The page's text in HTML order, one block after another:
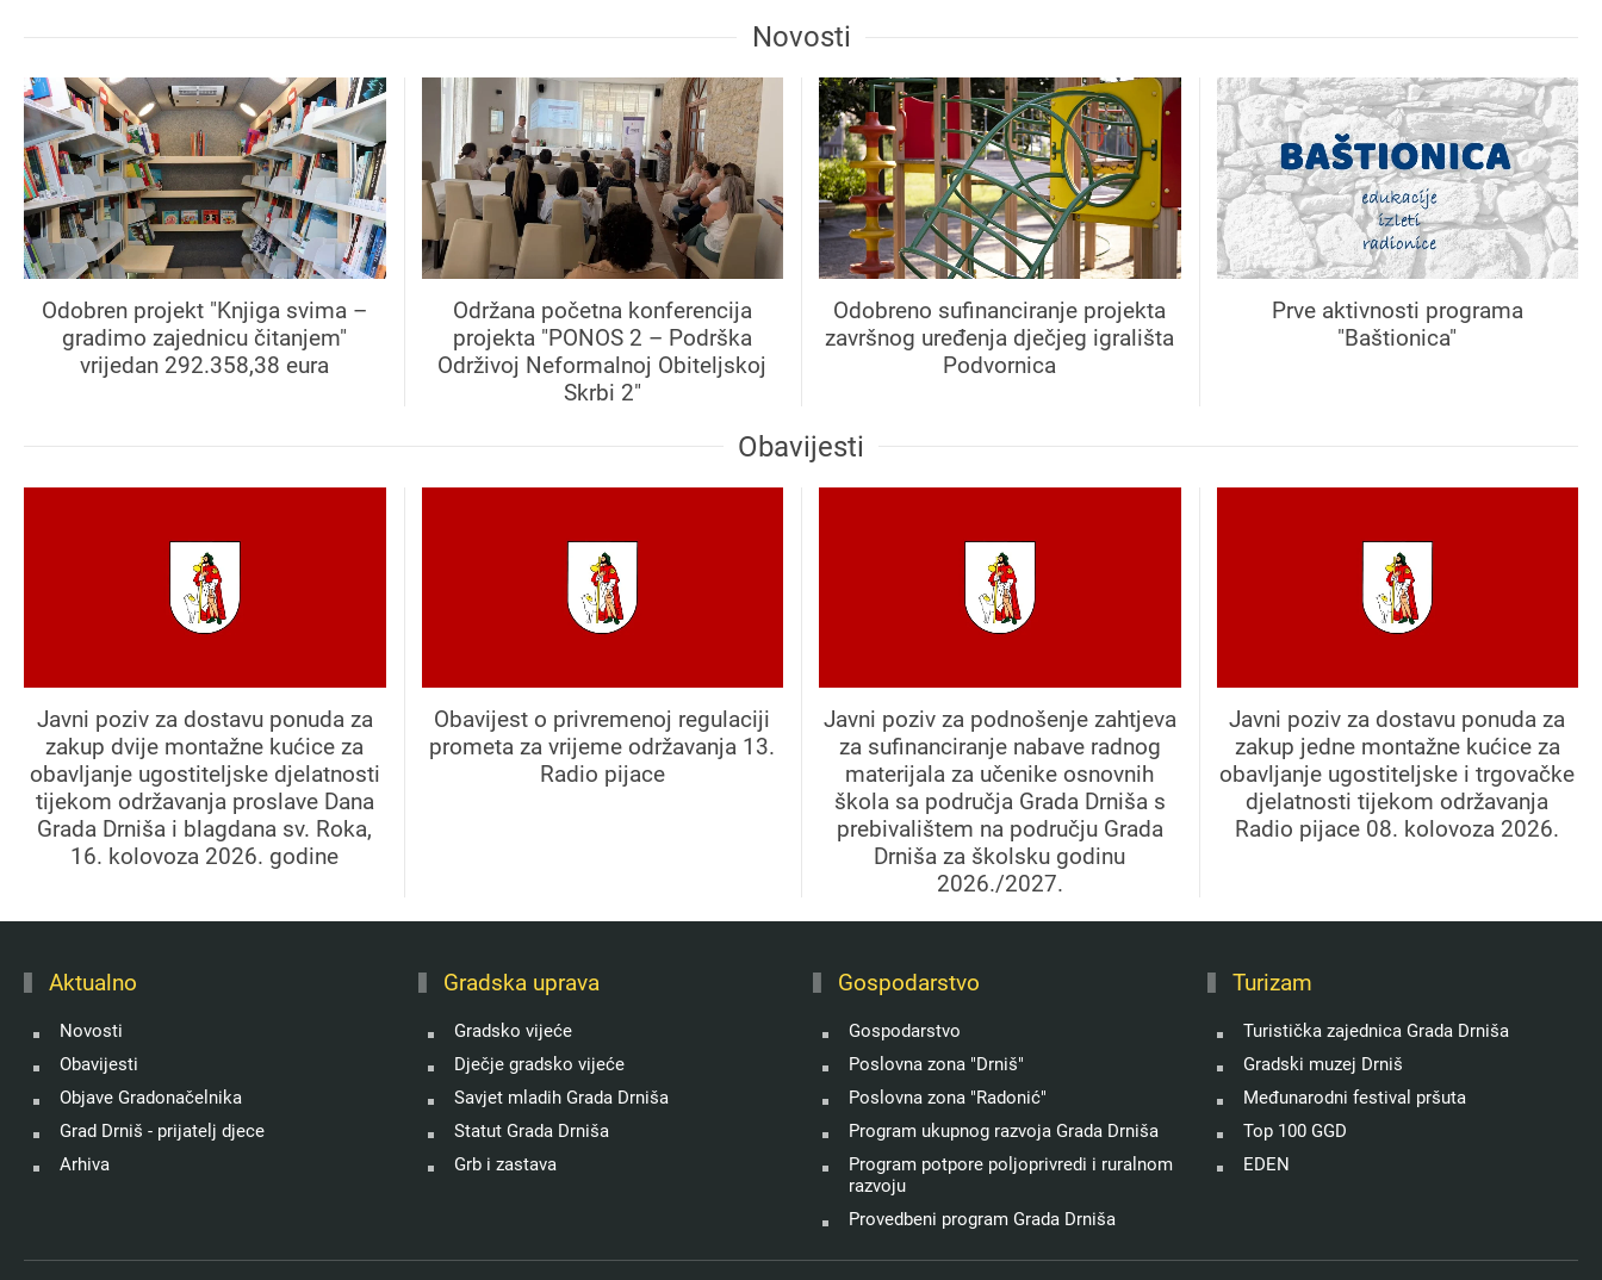
Novosti
Odobren projekt "Knjiga svima –
gradimo zajednicu čitanjem"
vrijedan 292.358,38 eura
Održana početna konferencija
projekta "PONOS 2 – Podrška
Održivoj Neformalnoj Obiteljskoj
Skrbi 2"
Odobreno sufinanciranje projekta
završnog uređenja dječjeg igrališta
Podvornica
Prve aktivnosti programa
"Baštionica"
Obavijesti
Javni poziv za dostavu ponuda za
zakup dvije montažne kućice za
obavljanje ugostiteljske djelatnosti
tijekom održavanja proslave Dana
Grada Drniša i blagdana sv. Roka,
16. kolovoza 2026. godine
Obavijest o privremenoj regulaciji
prometa za vrijeme održavanja 13.
Radio pijace
Javni poziv za podnošenje zahtjeva
za sufinanciranje nabave radnog
materijala za učenike osnovnih
škola sa područja Grada Drniša s
prebivalištem na području Grada
Drniša za školsku godinu
2026./2027.
Javni poziv za dostavu ponuda za
zakup jedne montažne kućice za
obavljanje ugostiteljske i trgovačke
djelatnosti tijekom održavanja
Radio pijace 08. kolovoza 2026.
Aktualno
Novosti
Obavijesti
Objave Gradonačelnika
Grad Drniš - prijatelj djece
Arhiva
Gradska uprava
Gradsko vijeće
Dječje gradsko vijeće
Savjet mladih Grada Drniša
Statut Grada Drniša
Grb i zastava
Gospodarstvo
Gospodarstvo
Poslovna zona "Drniš"
Poslovna zona "Radonić"
Program ukupnog razvoja Grada Drniša
Program potpore poljoprivredi i ruralnom
razvoju
Provedbeni program Grada Drniša
Turizam
Turistička zajednica Grada Drniša
Gradski muzej Drniš
Međunarodni festival pršuta
Top 100 GGD
EDEN